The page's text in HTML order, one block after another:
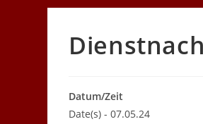
Datum/Zeit
Date(s) - 07.05.24